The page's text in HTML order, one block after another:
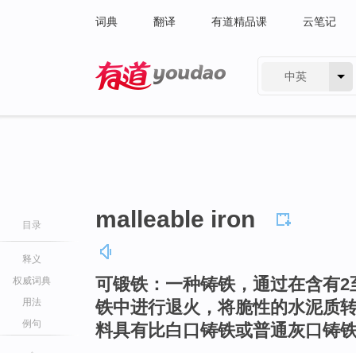
词典 翻译 有道精品课 云笔记
中英
目录
释义
权威词典
用法
例句
malleable iron
可锻铁：一种铸铁，通过在含有
铁中进行退火，将脆性的水泥质
料具有比白口铸铁或普通灰口铸